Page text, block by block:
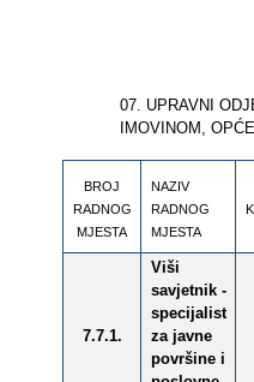
07. UPRAVNI
IMOVINOM,
BROJ
RADNOG
MJESTA
NAZIV
RADNOG
MJESTA
7.7.1.
Viši
savjetnik -
specijalist
za javne
površine i